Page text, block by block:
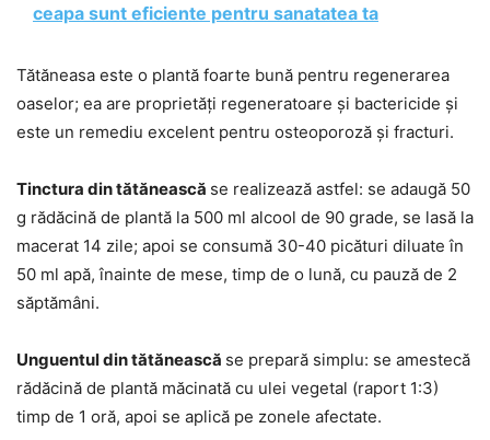
ceapa sunt eficiente pentru sanatatea ta
Tătăneasa este o plantă foarte bună pentru regenerarea
oaselor; ea are proprietăți regeneratoare și bactericide și
este un remediu excelent pentru osteoporoză și fracturi.
Tinctura din tătănească se realizează astfel: se adaugă 50
g rădăcină de plantă la 500 ml alcool de 90 grade, se lasă la
macerat 14 zile; apoi se consumă 30-40 picături diluate în
50 ml apă, înainte de mese, timp de o lună, cu pauză de 2
săptămâni.
Unguentul din tătănească se prepară simplu: se amestecă
rădăcină de plantă măcinată cu ulei vegetal (raport 1:3)
timp de 1 oră, apoi se aplică pe zonele afectate.